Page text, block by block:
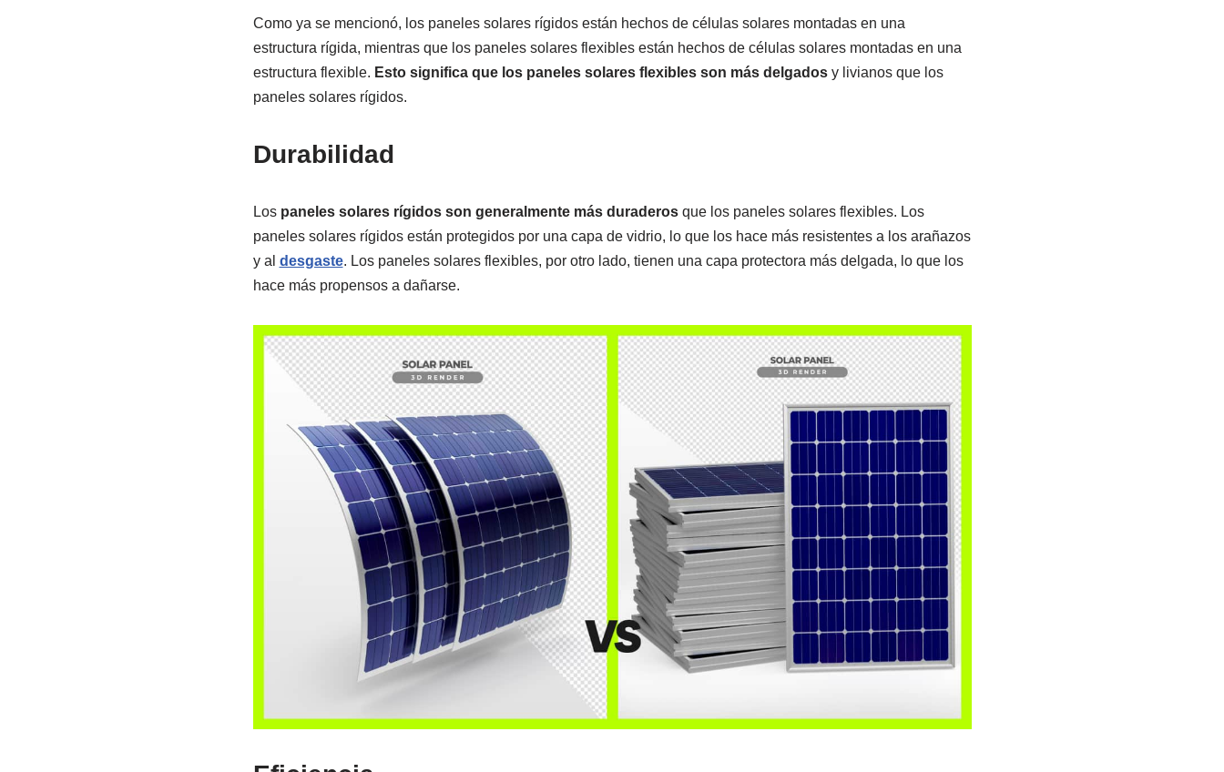
Como ya se mencionó, los paneles solares rígidos están hechos de células solares montadas en una
estructura rígida, mientras que los paneles solares flexibles están hechos de células solares montadas en una
estructura flexible. Esto significa que los paneles solares flexibles son más delgadosy livianos que los
paneles solares rígidos.
Durabilidad
Los paneles solares rígidos son generalmente más duraderosque los paneles solares flexibles. Los
paneles solares rígidos están protegidos por una capa de vidrio, lo que los hace más resistentes a los arañazos
y al desgaste. Los paneles solares flexibles, por otro lado, tienen una capa protectora más delgada, lo que los
hace más propensos a dañarse.